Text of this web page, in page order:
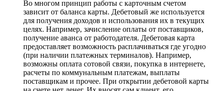
Во многом принцип работы с карточным счетом
зависит от баланса карты. Дебетовый же используется
для получения доходов и использования их в текущих
целях. Например, зачисление оплаты от поставщиков,
получение аванса от работодателя. Дебетовая карта
предоставляет возможность расплачиваться где угодно
(при наличии платежных терминалов). Например,
возможны оплата сотовой связи, покупка в интернете,
расчеты по коммунальным платежам, выплаты
поставщикам и прочее. При открытии дебетовой карты